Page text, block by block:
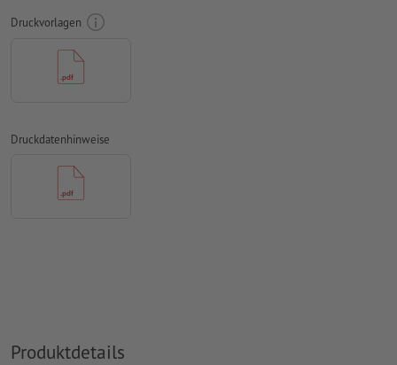
umlaufend 2 mm
mit mind. 4 mm Abstand zum Endformat
Schriftenmüssen vollständig eingebettet oder in Kurven
konvertiert werden
Papiere, FOGRA52 (PSO Uncoated v3 FOGRA52) für
Rechtschreib- und Satzfehler
Druckvorlagen
Druckdatenhinweise
Produktdetails